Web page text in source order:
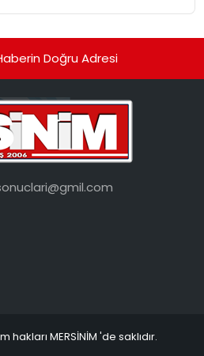
Doğru Adresi
MERSİNİM 'de saklıdır.